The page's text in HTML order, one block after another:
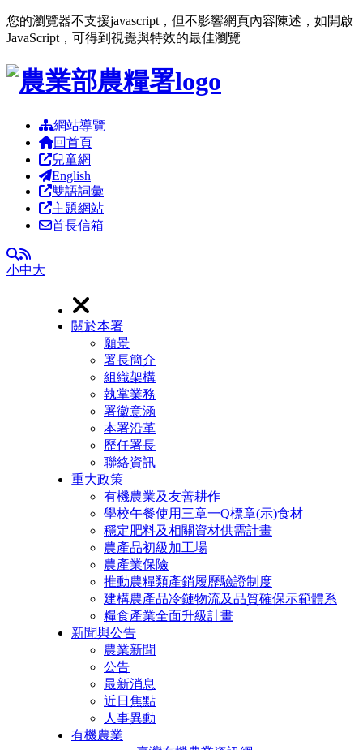
您的瀏覽器不支援javascript，但不影響網頁內容陳述，如開啟
JavaScript，可得到視覺與特效的最佳瀏覽
跳到主要內容區塊
網站導覽
回首頁
兒童網
English
雙語詞彙
主題網站
首長信箱
全文檢索
RSS
小中大
關於本署
願景
署長簡介
組織架構
執掌業務
署徽意涵
本署沿革
歷任署長
聯絡資訊
重大政策
有機農業及友善耕作
學校午餐使用三章一Q標章(示)食材
穩定肥料及相關資材供需計畫
農產品初級加工場
農產業保險
推動農糧類產銷履歷驗證制度
建構農產品冷鏈物流及品質確保示範體系
糧食產業全面升級計畫
新聞與公告
農業新聞
公告
最新消息
近日焦點
人事異動
有機農業